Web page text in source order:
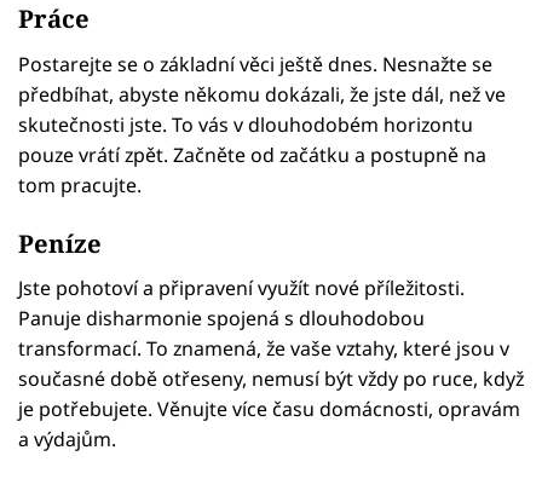
Práce
Postarejte se o základní věci ještě dnes. Nesnažte se
předbíhat, abyste někomu dokázali, že jste dál, než ve
skutečnosti jste. To vás v dlouhodobém horizontu
pouze vrátí zpět. Začněte od začátku a postupně na
tom pracujte.
Peníze
Jste pohotoví a připravení využít nové příležitosti.
Panuje disharmonie spojená s dlouhodobou
transformací. To znamená, že vaše vztahy, které jsou v
současné době otřeseny, nemusí být vždy po ruce, když
je potřebujete. Věnujte více času domácnosti, opravám
a výdajům.